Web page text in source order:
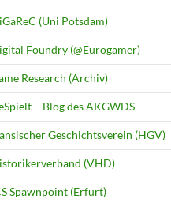
(Uni Potsdam)
Foundry (@Eurogamer)
Research (Archiv)
– Blog des AKGWDS
Geschichtsverein (HGV)
(VHD)
Spawnpoint (Erfurt)